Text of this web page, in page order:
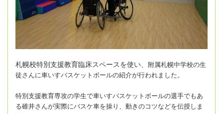
札幌校特別支援教育臨床スペースを使い、
附属札幌中学校の生
徒さんに車いすバスケットボールの紹介が行われました。
特別支援教育専攻の学生で車いすバスケットボールの選手でもあ
る碓井さんが実際にバスケ車を操り、動きのコツなどを伝授しま